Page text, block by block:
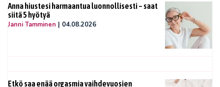
Anna hiustesi harmaantua luonnollisesti – saat
siitä 5 hyötyä
Janni Tamminen | 04.08.2026
Etkö saa enää orgasmia vaihdevuosien